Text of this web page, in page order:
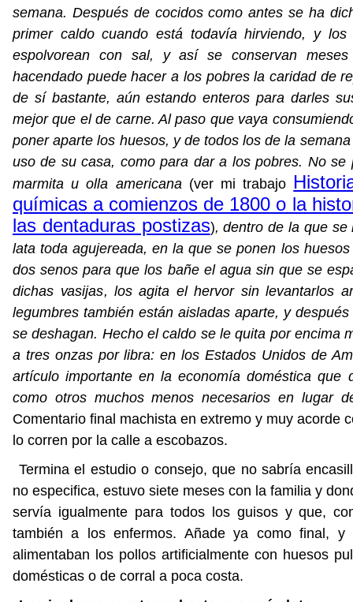
semana. Después de cocidos como antes se ha
primer caldo cuando está todavía hirviendo, y
espolvorean con sal, y así se conservan
hacendado puede hacer a los pobres la caridad de
de sí bastante, aún estando enteros para darles
mejor que el de carne. Al paso que vaya
poner aparte los huesos, y de todos los de la
uso de su casa, como para dar a los pobres. No
marmita u olla americana (ver mi trabajo
químicas a comienzos de 1800 o la
las dentaduras postizas), dentro de la que
lata toda agujereada, en la que se ponen los
dos senos para que los bañe el agua sin que se
dichas vasijas, los agita el hervor sin levantarlos
legumbres también están aisladas aparte, y
se deshagan. Hecho el caldo se le quita por encima
a tres onzas por libra: en los Estados Unidos de
artículo importante en la economía doméstica que
como otros muchos menos necesarios en lugar
Comentario final machista en extremo y muy acorde
lo corren por la calle a escobazos.
Termina el estudio o consejo, que no sabría
no especifica, estuvo siete meses con la familia y
servía igualmente para todos los guisos y que,
también a los enfermos. Añade ya como final,
alimentaban los pollos artificialmente con huesos
domésticas o de corral a poca costa.